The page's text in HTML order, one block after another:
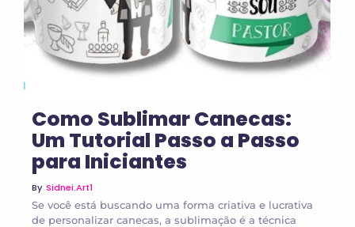
Como Sublimar Canecas:
Um Tutorial Passo a Passo
para Iniciantes
By Sidnei.art1
Se você está buscando uma forma criativa e lucrativa
de personalizar canecas, a sublimação é a técnica